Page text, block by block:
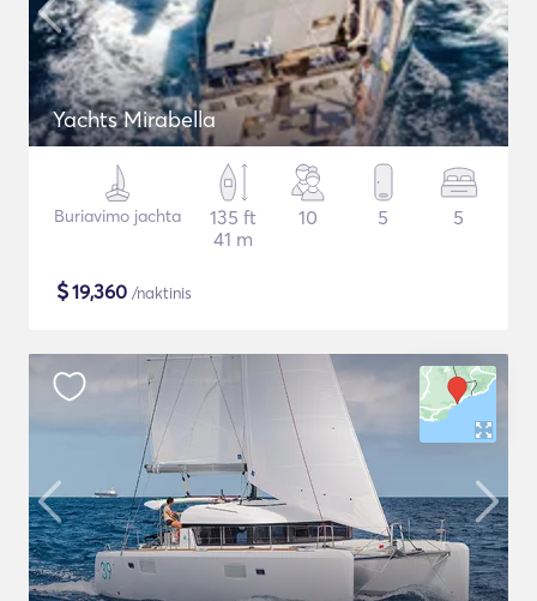
Yachts Mirabella
Buriavimo jachta
135 ft
41 m
10 5 5
$19,360 /naktinis